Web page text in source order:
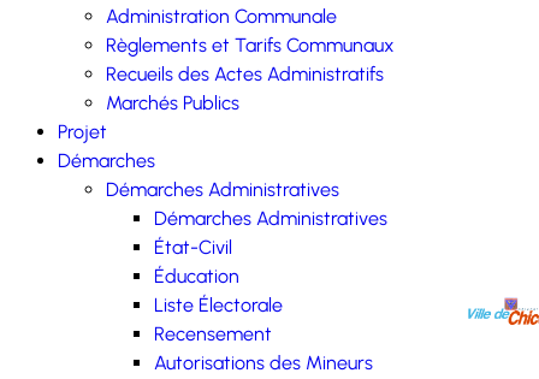
Administration Communale
Règlements et Tarifs Communaux
Recueils des Actes Administratifs
Marchés Publics
Projet
Démarches
Démarches Administratives
Démarches Administratives
État-Civil
Éducation
Liste Électorale
Recensement
Autorisations des Mineurs